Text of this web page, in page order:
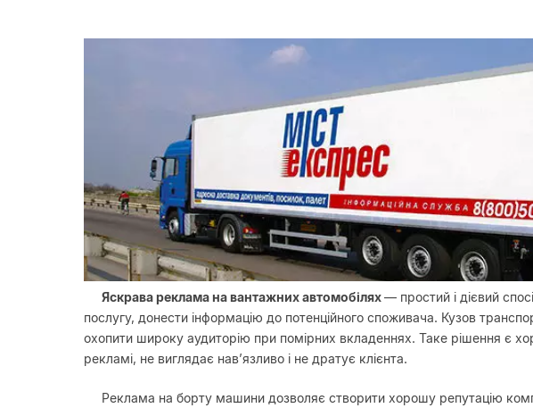
Яскрава реклама на вантажних автомобілях— простий і дієвий
послугу, донести інформацію до потенційного споживача. Кузов
охопити широку аудиторію при помірних вкладеннях. Таке рішення є
рекламі, не виглядає нав’язливо і не дратує клієнта.
Реклама на борту машини дозволяє створити хорошу репутацію